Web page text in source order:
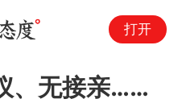
打开
、无接亲……